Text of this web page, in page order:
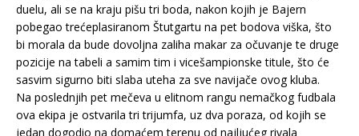
duelu, ali se na kraju pišu tri boda, nakon kojih je Bajern
pobegao trećeplasiranom Štutgartu na pet bodova viška, što
bi morala da bude dovoljna zaliha makar za očuvanje te druge
pozicije na tabeli a samim tim i vicešampionske titule, što će
sasvim sigurno biti slaba uteha za sve navijače ovog kluba.
Na poslednjih pet mečeva u elitnom rangu nemačkog fudbala
ova ekipa je ostvarila tri trijumfa, uz dva poraza, od kojih se
jedan dogodio na domaćem terenu od najljućeg rivala